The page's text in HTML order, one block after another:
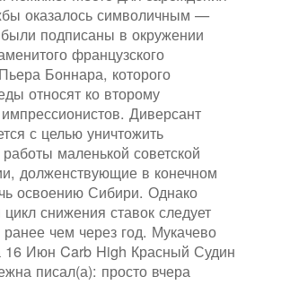
оказалось символичным —
подписаны в окружении
французского
Боннара, которого
относят ко второму
Диверсант
с целью уничтожить
работы маленькой советской
долженствующие в конечном
освоению Сибири. Однако
снижения ставок следует
чем через год. Мукачево
16 Июн Carb High Красный Судин
писал(а): просто вчера